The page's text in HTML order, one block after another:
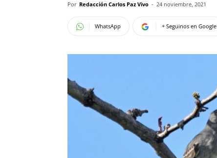
Por Redacción Carlos Paz Vivo - 24 noviembre, 2021
WhatsApp + Seguinos en Google